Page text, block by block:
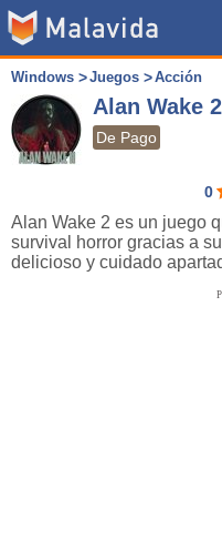
Windows Juegos Acción
Alan Wake 2
De Pago
0
Alan Wake 2 es un juego
survival horror gracias a
delicioso y cuidado